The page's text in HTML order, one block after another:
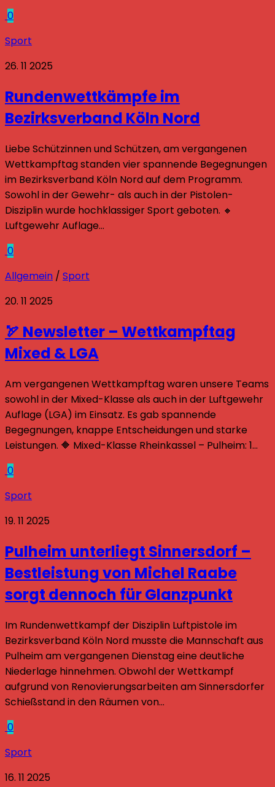
0
Sport
26. 11 2025
Rundenwettkämpfe im
Bezirksverband Köln Nord
Liebe Schützinnen und Schützen, am vergangenen
Wettkampftag standen vier spannende Begegnungen
im Bezirksverband Köln Nord auf dem Programm.
Sowohl in der Gewehr- als auch in der Pistolen-
Disziplin wurde hochklassiger Sport geboten. 🔸
Luftgewehr Auflage...
0
Allgemein / Sport
20. 11 2025
🏹 Newsletter – Wettkampftag
Mixed & LGA
Am vergangenen Wettkampftag waren unsere Teams
sowohl in der Mixed-Klasse als auch in der Luftgewehr
Auflage (LGA) im Einsatz. Es gab spannende
Begegnungen, knappe Entscheidungen und starke
Leistungen. 🔶 Mixed-Klasse Rheinkassel – Pulheim: 1...
0
Sport
19. 11 2025
Pulheim unterliegt Sinnersdorf –
Bestleistung von Michel Raabe
sorgt dennoch für Glanzpunkt
Im Rundenwettkampf der Disziplin Luftpistole im
Bezirksverband Köln Nord musste die Mannschaft aus
Pulheim am vergangenen Dienstag eine deutliche
Niederlage hinnehmen. Obwohl der Wettkampf
aufgrund von Renovierungsarbeiten am Sinnersdorfer
Schießstand in den Räumen von...
0
Sport
16. 11 2025